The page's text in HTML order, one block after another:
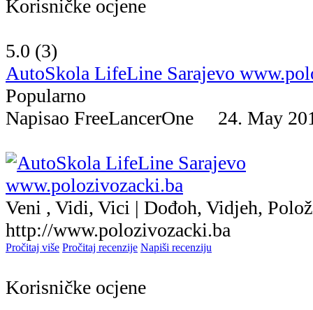
Korisničke ocjene
5.0 (3)
AutoSkola LifeLine Sarajevo
Popularno
Napisao FreeLancerOne 24. May
Veni , Vidi, Vici | Dođoh, Vidjeh,
http://www.polozivozacki.ba
Pročitaj više Pročitaj recenzije Napiši recenziju
Korisničke ocjene